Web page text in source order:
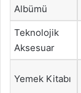
Albümü
Teknolojik
Aksesuar
Yemek Kitabı